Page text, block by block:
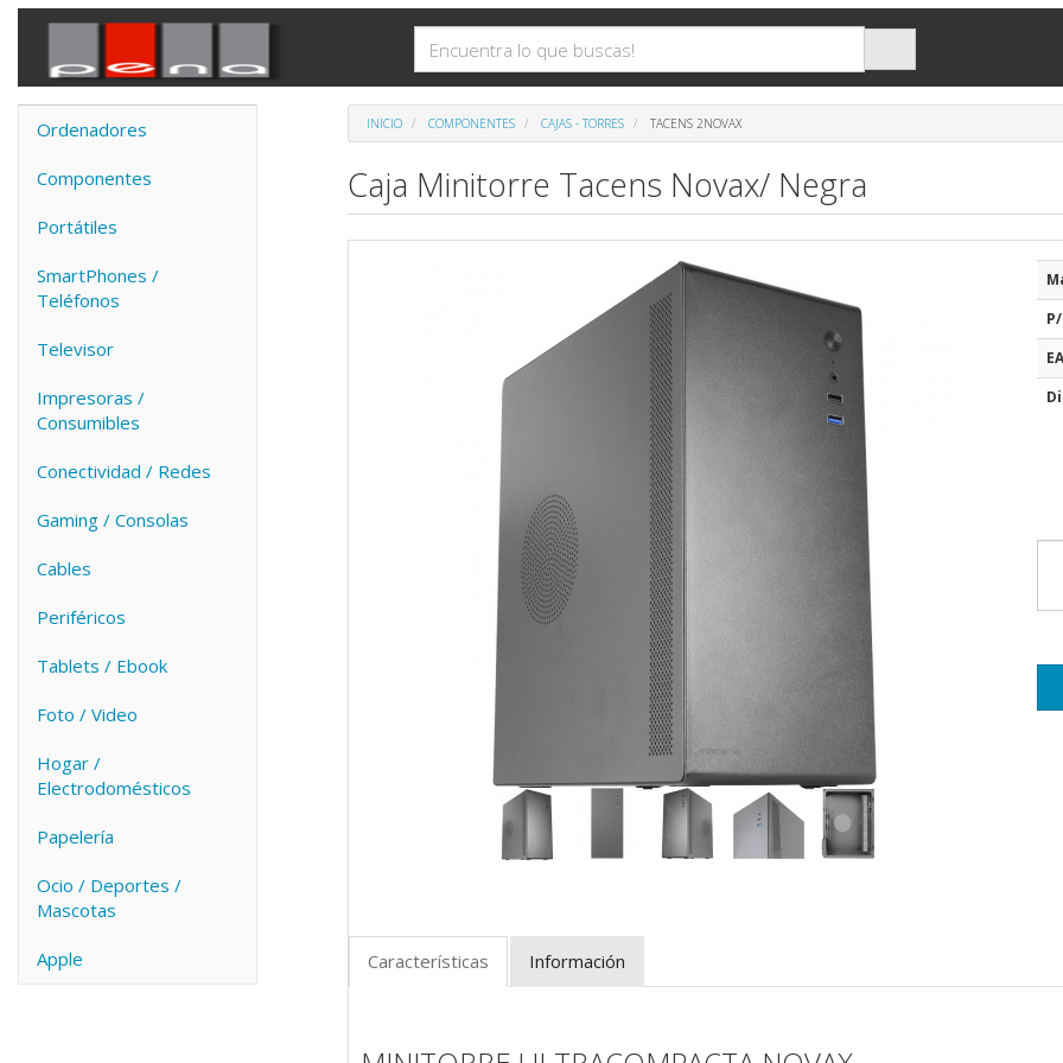
Ordenadores
Componentes
Portátiles
SmartPhones /
Teléfonos
Televisor
Impresoras /
Consumibles
Conectividad / Redes
Gaming / Consolas
Cables
Periféricos
Tablets / Ebook
Foto / Video
Hogar /
Electrodomésticos
Papelería
Ocio / Deportes /
Mascotas
Apple
INICIO COMPONENTES CAJAS - TORRES TACENS 2NOVAX
Caja Minitorre Tacens Novax/ Negra
Características Información